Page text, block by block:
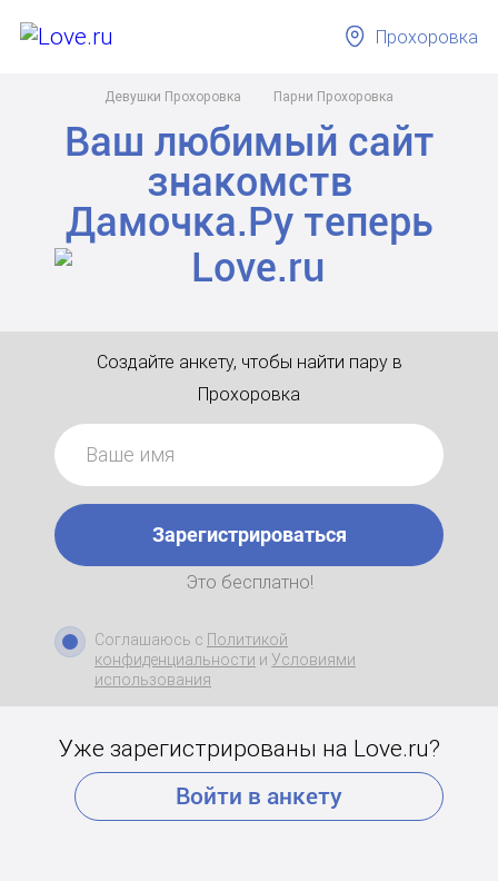
Девушки Прохоровка Парни Прохоровка
Прохоровка
Ваш любимый сайт
знакомств
Дамочка.Рутеперь
Создайте анкету, чтобы найти пару в
Прохоровка
Зарегистрироваться
Это бесплатно!
Соглашаюсь с Политикой
конфиденциальности и Условиями
использования
Уже зарегистрированы на Love.ru?
Войти в анкету